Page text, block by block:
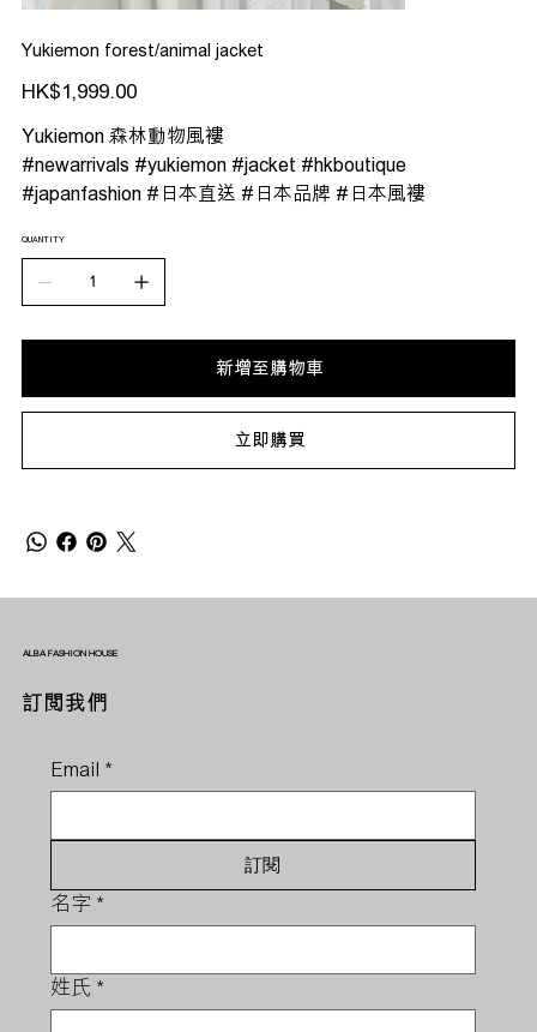
Yukiemon forest/animal jacket
價
格HK$1,999.00
Yukiemon 森林動物風褸
#newarrivals #yukiemon #jacket #hkboutique
#japanfashion #日本直送 #日本品牌 #日本風褸
QUANTITY
新增至購物車
立即購買
ALBA FASHION HOUSE
訂閱我們
Email *
訂閱
名字 *
姓氏 *